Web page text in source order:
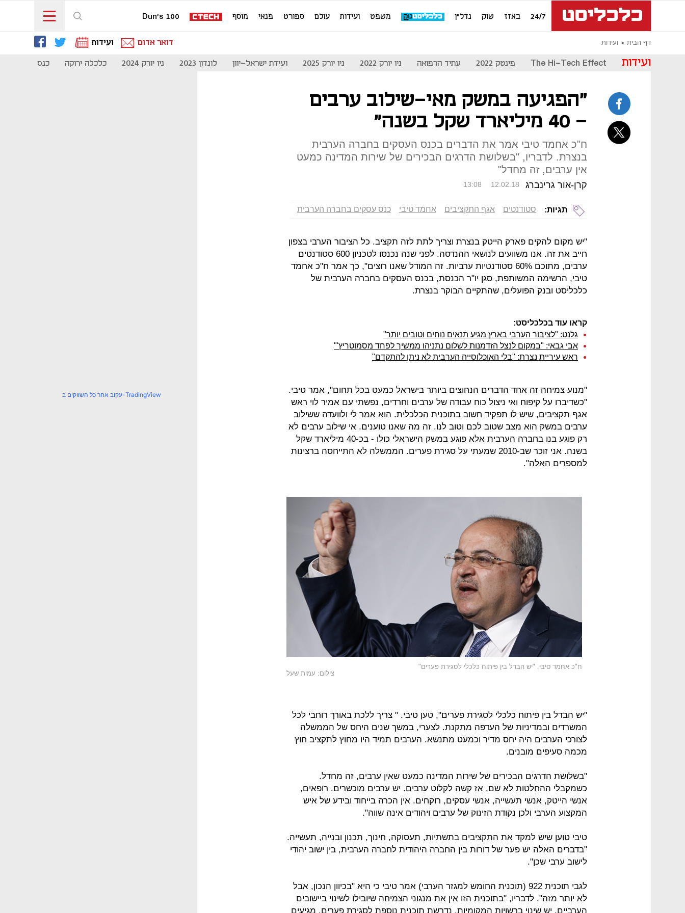
24/7 באזז שוק נדל"ן משפט ועידות עולם ספורט פנאי מוסף Dun's 100
דף הבית ועידות דואר אדום ועידות
ועידות The Hi-Tech Effect פינטק 2022 עתיד הרפואה ניו יורק 2022 ניו יורק 2025 ועידת ישראל-יוון לונדון 2023 ניו יורק 2024 כלכלה ירוקה כנס מיליון
"הפגיעה במשק מאי-שילוב ערבים
- 40 מיליארד שקל בשנה"
ח"כ אחמד טיבי אמר את הדברים בכנס העסקים בחברה הערבית
בנצרת. לדבריו, "בשלושת הדרגים הבכירים של שירות המדינה כמעט
אין ערבים, זה מחדל"
קרן-אור גרינברג 13:08 12.02.18
תגיות: סטודנטים אגף התקציבים אחמד טיבי כנס עסקים בחברה הערבית
"יש מקום להקים פארק הייטק בנצרת וצריך לתת לזה תקציב. כל הציבור הערבי בצפון
חייב את זה. אנו משוועים לנושאי ההנדסה. לפני שנה נכנסו לטכניון 600 סטודנטים
ערבים, מתוכם 60% סטודנטיות ערביות. זה המודל שאנו רוצים", כך אמר ח"כ אחמד
טיבי, הרשימה המשותפת, סגן יו"ר הכנסת, בכנס העסקים בחברה הערבית של
כלכליסט ובנק הפועלים, שהתקיים הבוקר בנצרת.
קראו עוד בכלכליסט:
גלנט: "לציבור הערבי בארץ מגיע תנאים נוחים וטובים יותר"
אבי גבאי: "במקום לנצל הזדמנות לשלום נתניהו ממשיך לפחד מסמוטריץ'"
ראש עיריית נצרת: "בלי האוכלוסייה הערבית לא ניתן להתקדם"
"מנוע צמיחה זה אחד הדברים הנחוצים ביותר בישראל כמעט בכל תחום", אמר טיבי.
"כשדיברו על קיפוח ואי ניצול כוח עבודה של ערבים וחרדים, נפשתי עם אמיר לוי ראש
אגף תקציבים, שיש לו תפקיד חשוב בתוכנית הכלכלית. הוא אמר לי ולוועדה ששילוב
ערבים במשק הוא מצב שטוב לכם וטוב לנו. זה מה שאנו טוענים. אי שילוב ערבים לא
רק פוגע בנו בחברה הערבית אלא פוגע במשק הישראלי כולו - בכ-40 מיליארד שקל
בשנה. אני זוכר שב-2010 שמעתי על סגירת פערים. הממשלה לא התייחסה ברצינות
למספרים האלה".
ח"כ אחמד טיבי. "יש הבדל בין פיתוח כלכלי לסגירת פערים"
צילום: עמית שעל
"יש הבדל בין פיתוח כלכלי לסגירת פערים", טען טיבי. " צריך ללכת באורך רוחבי לכל
המשרדים ובמדיניות של העדפה מתקנת. לצערי, במשך שנים היחס של הממשלה
לצורכי הערבים היה יחס מדיר וכמעט מתנשא. הערבים תמיד היו מחוץ לתקציב חוץ
מכמה סעיפים מובנים.
"בשלושת הדרגים הבכירים של שירות המדינה כמעט שאין ערבים, זה מחדל.
כשמקבלי ההחלטות לא שם, אז קשה לקלוט ערבים. יש ערבים מוכשרים. רופאים,
אנשי הייטק, אנשי תעשייה, אנשי עסקים, רוקחים. אין הכרה בייחוד ובידע של איש
המקצוע הערבי ולכן נקודת הזינוק של ערבים ויהודים אינה שווה".
טיבי טוען שיש למקד את התקציבים בתשתיות, תעסוקה, חינוך, תכנון ובנייה, תעשייה.
"בדברים האלה יש פער של דורות בין החברה היהודית לחברה הערבית, בין ישוב יהודי
לישוב ערבי שכן".
לגבי תוכנית 922 (תוכנית החומש למגזר הערבי) אמר טיבי כי היא "בכיוון הנכון, אבל
לא יותר מזה". לדבריו, "בתוכנית הזו אין את מנגוני הצמיחה שיובילו לשינוי ביישובים
הערביים. יש שינוי ברשויות המקומיות. נדרשת תוכנית נוספת לסגירת פערים. מגיעים
עקוב אחר כל השווקים ב-TradingView